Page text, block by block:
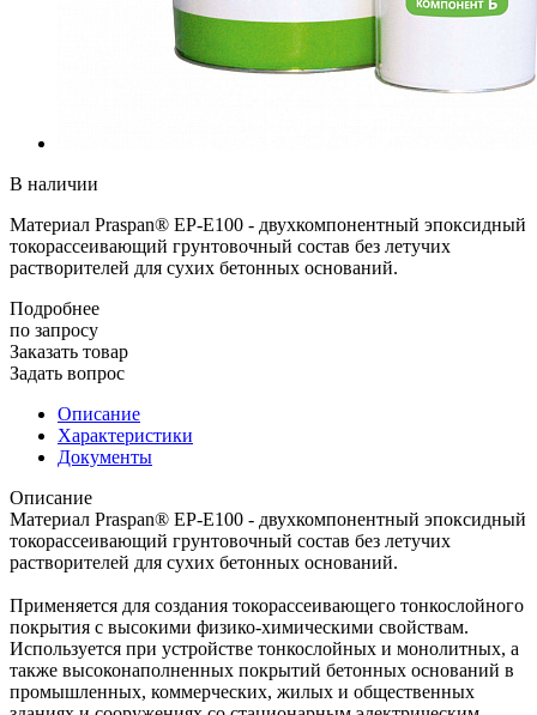
В наличии
Материал Praspan® EP-E100 - двухкомпонентный эпоксидный
токорассеивающий грунтовочный состав без летучих
растворителей для сухих бетонных оснований.
Подробнее
по запросу
Заказать товар
Задать вопрос
Описание
Характеристики
Документы
Описание
Материал Praspan® EP-E100 - двухкомпонентный эпоксидный
токорассеивающий грунтовочный состав без летучих
растворителей для сухих бетонных оснований.
Применяется для создания токорассеивающего тонкослойного
покрытия с высокими физико-химическими свойствам.
Используется при устройстве тонкослойных и монолитных, а
также высоконаполненных покрытий бетонных оснований в
промышленных, коммерческих, жилых и общественных